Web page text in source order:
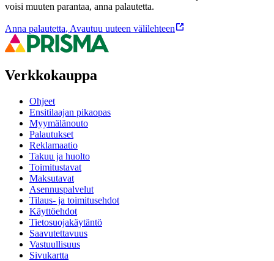
voisi muuten parantaa, anna palautetta.
Anna palautetta, Avautuu uuteen välilehteen
Verkkokauppa
Ohjeet
Ensitilaajan pikaopas
Myymälänouto
Palautukset
Reklamaatio
Takuu ja huolto
Toimitustavat
Maksutavat
Asennuspalvelut
Tilaus- ja toimitusehdot
Käyttöehdot
Tietosuojakäytäntö
Saavutettavuus
Vastuullisuus
Sivukartta